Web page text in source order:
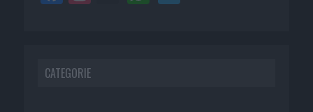
CATEGORIE